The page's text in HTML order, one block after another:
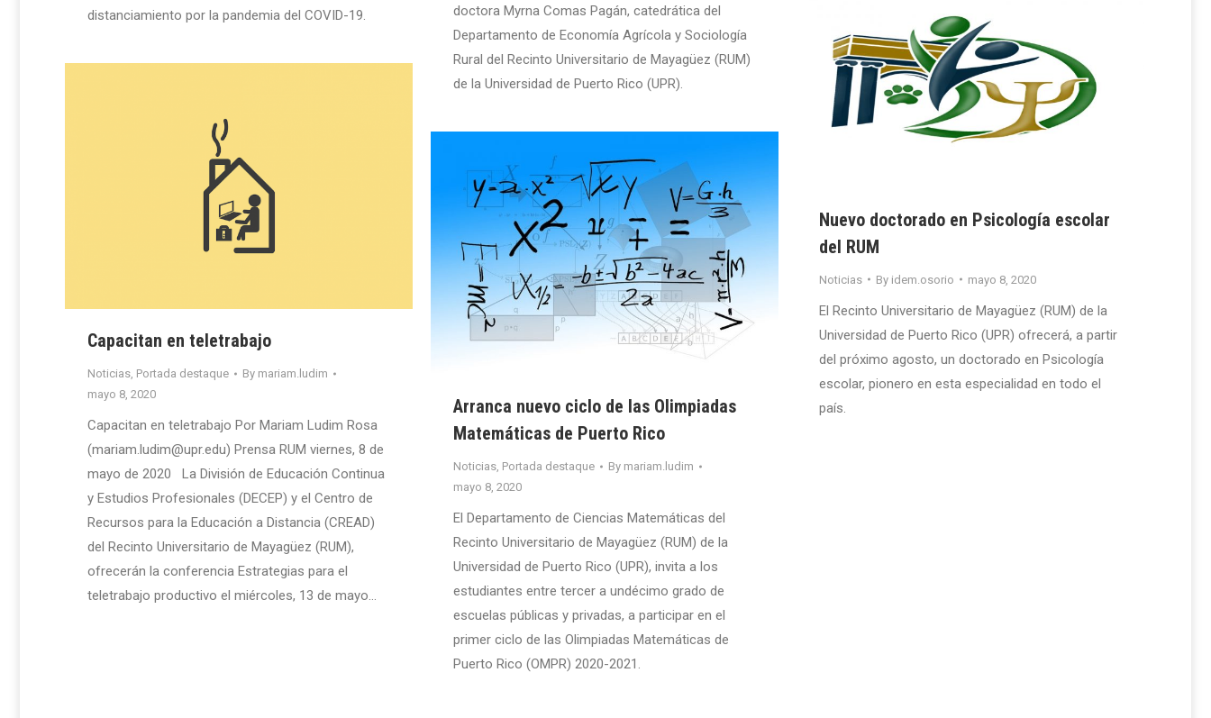
distanciamiento por la pandemia del COVID-19.
doctora Myrna Comas Pagán, catedrática del
Departamento de Economía Agrícola y Sociología
Rural del Recinto Universitario de Mayagüez (RUM)
de la Universidad de Puerto Rico (UPR).
Nuevo doctorado en Psicología escolar
del RUM
Noticias By idem.osorio mayo 8, 2020
El Recinto Universitario de Mayagüez (RUM) de la
Universidad de Puerto Rico (UPR) ofrecerá, a partir
del próximo agosto, un doctorado en Psicología
escolar, pionero en esta especialidad en todo el
país.
Capacitan en teletrabajo
Noticias, Portada destaque By mariam.ludim
mayo 8, 2020
Capacitan en teletrabajo Por Mariam Ludim Rosa
(mariam.ludim@upr.edu) Prensa RUM viernes, 8 de
mayo de 2020 La División de Educación Continua
y Estudios Profesionales (DECEP) y el Centro de
Recursos para la Educación a Distancia (CREAD)
del Recinto Universitario de Mayagüez (RUM),
ofrecerán la conferencia Estrategias para el
teletrabajo productivo el miércoles, 13 de mayo…
Arranca nuevo ciclo de las Olimpiadas
Matemáticas de Puerto Rico
Noticias, Portada destaque By mariam.ludim
mayo 8, 2020
El Departamento de Ciencias Matemáticas del
Recinto Universitario de Mayagüez (RUM) de la
Universidad de Puerto Rico (UPR), invita a los
estudiantes entre tercer a undécimo grado de
escuelas públicas y privadas, a participar en el
primer ciclo de las Olimpiadas Matemáticas de
Puerto Rico (OMPR) 2020-2021.